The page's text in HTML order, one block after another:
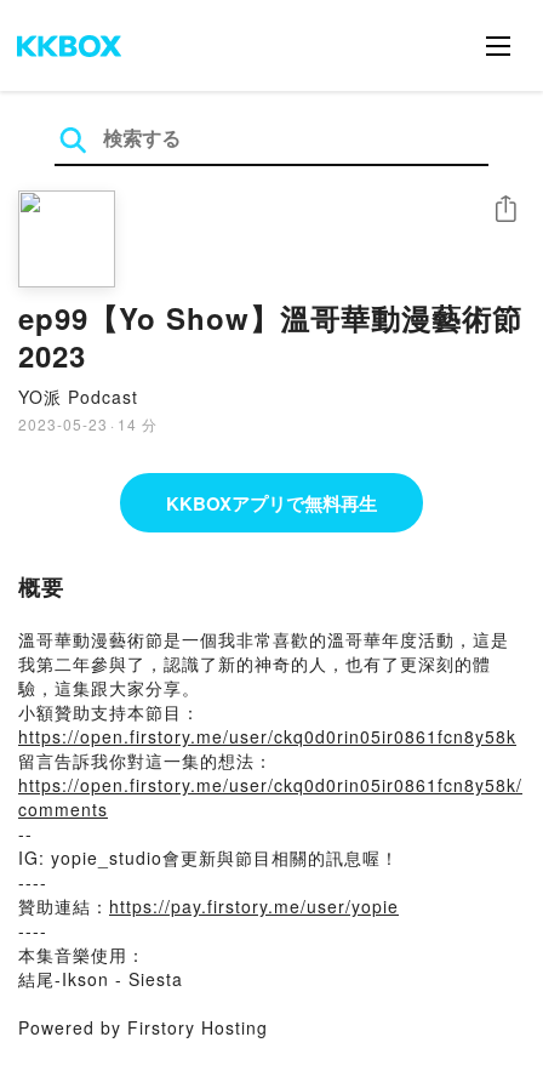
ep99【Yo Show】溫哥華動漫藝術節
2023
YO派 Podcast
2023-05-23 · 14 分
シェア
KKBOXアプリで無料再生
概要
溫哥華動漫藝術節是一個我非常喜歡的溫哥華年度活動，這是
我第二年參與了，認識了新的神奇的人，也有了更深刻的體
驗，這集跟大家分享。
小額贊助支持本節目：
https://open.firstory.me/user/ckq0d0rin05ir0861fcn8y58k
留言告訴我你對這一集的想法：
https://open.firstory.me/user/ckq0d0rin05ir0861fcn8y58k/
comments
--
IG: yopie_studio會更新與節目相關的訊息喔！
----
贊助連結： https://pay.firstory.me/user/yopie
----
本集音樂使用：
結尾-Ikson - Siesta
Powered by Firstory Hosting